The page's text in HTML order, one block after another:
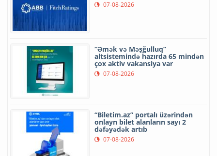
07-08-2026
“Əmək və Məşğulluq”
altsistemində hazırda 65 mindən
çox aktiv vakansiya var
07-08-2026
“Biletim.az” portalı üzərindən
onlayn bilet alanların sayı 2
dəfəyədək artıb
07-08-2026